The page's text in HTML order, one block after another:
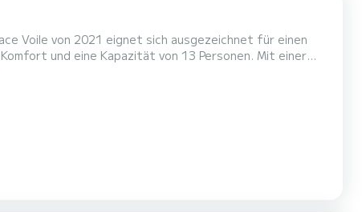
Voile von 2021 eignet sich ausgezeichnet für einen
Urlaub auf dem Wasser in der Umgebung